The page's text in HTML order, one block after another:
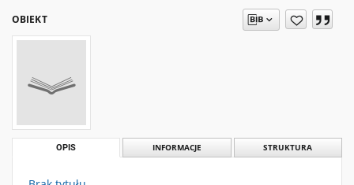
OBIEKT
OPIS INFORMACJE STRUKTURA